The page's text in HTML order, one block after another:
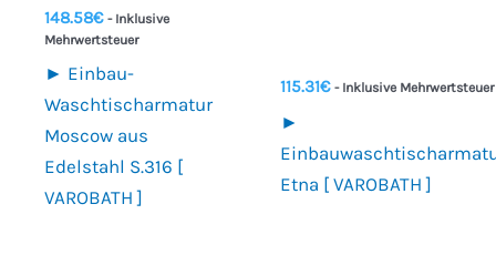
148.58€ - Inklusive
Mehrwertsteuer
► Einbau-
Waschtischarmatur
Moscow aus
Edelstahl S.316 [
VAROBATH ]
115.31€ - Inklusive Mehrwertsteuer
►
Etna [ VAROBATH ]